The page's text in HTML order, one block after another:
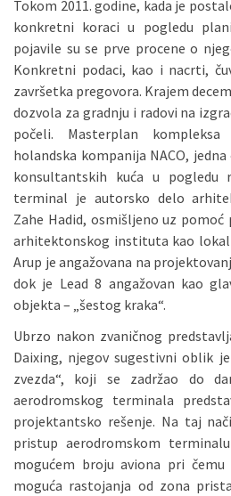
Tokom 2011. godine, kada je
konkretni koraci u pogledu
pojavile su se prve procene o
Konkretni podaci, kao i nacrti,
završetka pregovora. Krajem
dozvola za gradnju i radovi na
počeli. Masterplan
holandska kompanija NACO,
konsultantskih kuća u pogledu
terminal je autorsko delo
Zahe Hadid, osmišljeno uz pomoć
arhitektonskog instituta kao
Arup je angažovana na
dok je Lead 8 angažovan kao
objekta – „šestog kraka“.
Ubrzo nakon zvaničnog
Daixing, njegov sugestivni oblik
zvezda“, koji se zadržao do
aerodromskog terminala
projektantsko rešenje. Na taj
pristup aerodromskom
mogućem broju aviona pri čemu
moguća rastojanja od zona